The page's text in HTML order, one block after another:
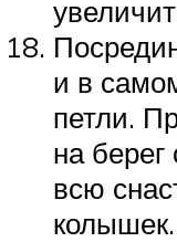
и в
петли.
на берег
всю
колышек.